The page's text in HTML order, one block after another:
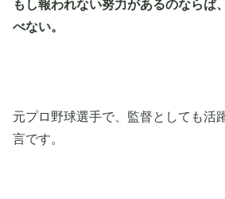
もし報われない努力があるのならば
べない。
元プロ野球選手で、監督としても活
言です。